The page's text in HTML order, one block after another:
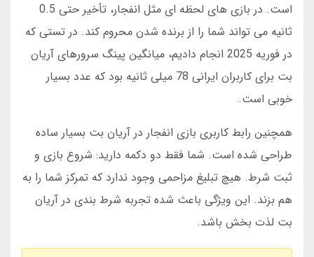
است. در بازی های لحظه ای مثل انفجار، تأخیر حتی 0.5
ثانیه می تواند شما را از برنده شدن محروم کند. در تستی که
در فوریه 2025 انجام دادیم، میانگین پینگ سرورهای آریان
بت برای کاربران ایرانی 78 میلی ثانیه بود که عدد بسیار
خوبی است.
همچنین رابط کاربری بازی انفجار در آریان بت بسیار ساده
طراحی شده است. شما فقط دو دکمه دارید: شروع بازی و
ثبت شرط. هیچ تبلیغ مزاحمی وجود ندارد که تمرکز شما را به
هم بزند. این ویژگی باعث شده تجربه شرط بندی در آریان
بت لذت بخش باشد.